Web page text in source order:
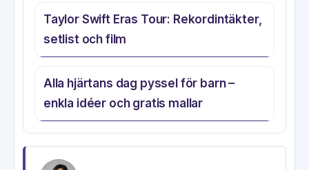
Taylor Swift Eras Tour: Rekordintäkter,
setlist och film
Alla hjärtans dag pyssel för barn –
enkla idéer och gratis mallar